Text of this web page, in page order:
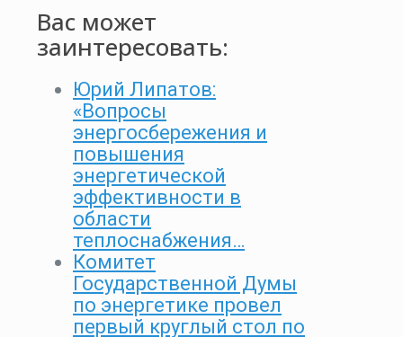
Вас может
заинтересовать:
Юрий Липатов:
«Вопросы
энергосбережения и
повышения
энергетической
эффективности в
области
теплоснабжения…
Комитет
Государственной Думы
по энергетике провел
первый круглый стол по